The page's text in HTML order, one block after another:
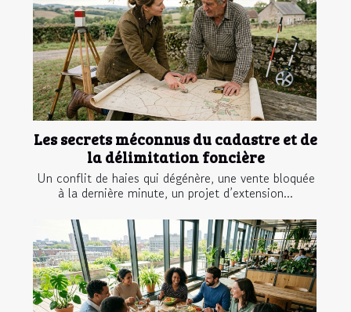
Les secrets méconnus du cadastre et de
la délimitation foncière
Un conflit de haies qui dégénère, une vente bloquée
à la dernière minute, un projet d’extension...